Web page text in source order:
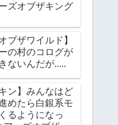
ズオブザキング
ブザワイルド】
の村のコログが
ないんだが.....
ン】みんなはど
めたら白銀系モ
るようになっ